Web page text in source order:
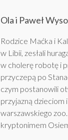
Ola i Paweł
Rodzice Maćka i
w Libii, zesłali
w cholerę robotę i
przyczepą po
czym postanowili
przyjazną dzieciom
warszawskiego
kryptonimem